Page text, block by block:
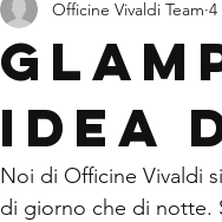
idea
Officine Vivaldi Team 4
Noi di Officine Vivaldi
di giorno che di notte.